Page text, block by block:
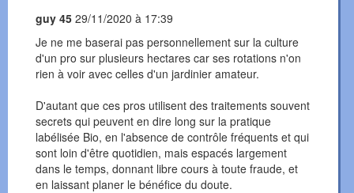
guy 45 29/11/2020 à 17:39
Je ne me baserai pas personnellement sur la culture
d'un pro sur plusieurs hectares car ses rotations n'on
rien à voir avec celles d'un jardinier amateur.
D'autant que ces pros utilisent des traitements souvent
secrets qui peuvent en dire long sur la pratique
labélisée Bio, en l'absence de contrôle fréquents et qui
sont loin d'être quotidien, mais espacés largement
dans le temps, donnant libre cours à toute fraude, et
en laissant planer le bénéfice du doute.